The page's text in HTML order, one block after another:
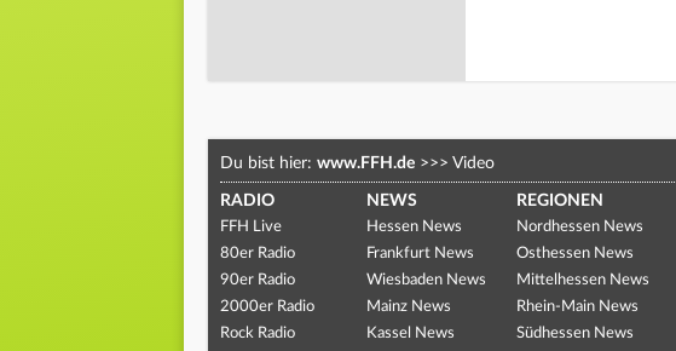
Du bist hier: www.FFH.de >>> Video
RADIO
FFH Live
80er Radio
90er Radio
2000er Radio
Rock Radio
NEWS
Hessen News
Frankfurt News
Wiesbaden News
Mainz News
Kassel News
REGIONEN
Nordhessen News
Osthessen News
Mittelhessen News
Rhein-Main News
Südhessen News